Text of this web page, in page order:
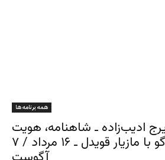
همه برنامه ها
ادیب‌زاده ـ شاهنامه، هویت
ایرانی و گفت‌وگو با مازیار قویدل ـ ۱۶ مرداد / ۷